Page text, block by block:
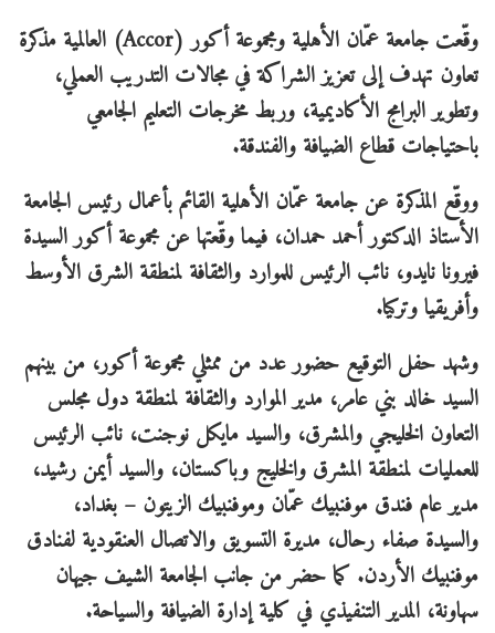
وقّعت جامعة عمّان الأهلية ومجموعة أكور (Accor) العالمية مذكرة
تعاون تهدف إلى تعزيز الشراكة في مجالات التدريب العملي،
وتطوير البرامج الأكاديمية، وربط مخرجات التعليم الجامعي
باحتياجات قطاع الضيافة والفندقة.
ووقّع المذكرة عن جامعة عمّان الأهلية القائم بأعمال رئيس الجامعة
الأستاذ الدكتور أحمد حمدان، فيما وقّعتها عن مجموعة أكور السيدة
فيرونا نايدو، نائب الرئيس للموارد والثقافة لمنطقة الشرق الأوسط
وأفريقيا وتركيا.
وشهد حفل التوقيع حضور عدد من ممثلي مجموعة أكور، من بينهم
السيد خالد بني عامر، مدير الموارد والثقافة لمنطقة دول مجلس
التعاون الخليجي والمشرق، والسيد مايكل نوجنت، نائب الرئيس
للعمليات لمنطقة المشرق والخليج وباكستان، والسيد أيمن رشيد،
مدير عام فندق موفنبيك عمّان وموفنبيك الزيتون – بغداد،
والسيدة صفاء رحال، مديرة التسويق والاتصال العنقودية لفنادق
موفنبيك الأردن. كما حضر من جانب الجامعة الشيف جيهان
سهاونة، المدير التنفيذي في كلية إدارة الضيافة والسياحة.